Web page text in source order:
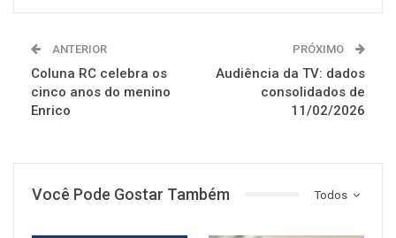
ANTERIOR
Coluna RC celebra os
cinco anos do menino
Enrico
PRÓXIMO
Audiência da TV: dados
consolidados de
11/02/2026
Todos
Você Pode Gostar Também